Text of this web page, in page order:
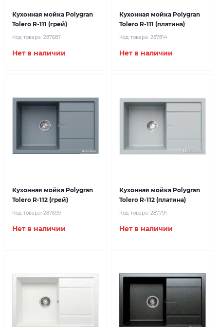
Кухонная мойка Polygran
Tolero R-111 (грей)
Код товара: 287687
Нет в наличии
Кухонная мойка Polygran
Tolero R-111 (платина)
Код товара: 287814
Нет в наличии
Кухонная мойка Polygran
Tolero R-112 (грей)
Код товара: 287699
Нет в наличии
Кухонная мойка Polygran
Tolero R-112 (платина)
Код товара: 287791
Нет в наличии